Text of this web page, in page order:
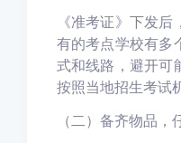
《准考证》下发
有的考点学校有多
式和线路，避开可
按照当地招生考试
（二）备齐物品，